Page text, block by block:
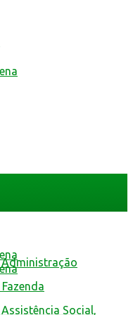
Social,